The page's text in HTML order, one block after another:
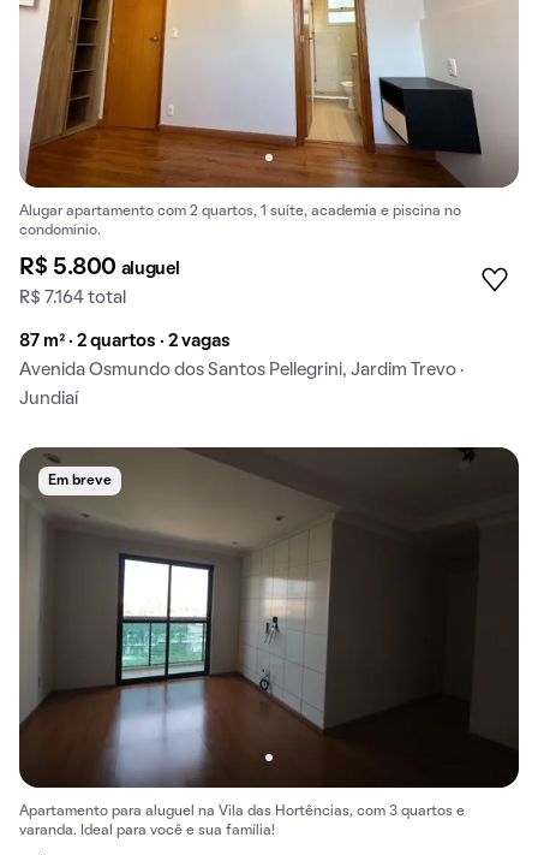
Alugar apartamento com 2 quartos, 1 suíte, academia e piscina no
condomínio.
R$ 5.800 aluguel
R$ 7.164 total
87 m² · 2 quartos · 2 vagas
Avenida Osmundo dos Santos Pellegrini, Jardim Trevo ·
Jundiaí
Em breve
Apartamento para aluguel na Vila das Hortências, com 3 quartos e
varanda. Ideal para você e sua família!